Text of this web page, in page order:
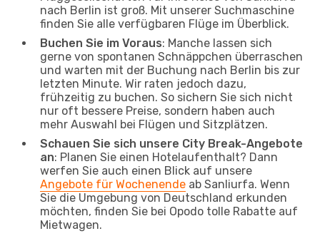
nach Berlin ist groß. Mit unserer Suchmaschine
finden Sie alle verfügbaren Flüge im Überblick.
Buchen Sie im Voraus: Manche lassen sich
gerne von spontanen Schnäppchen überraschen
und warten mit der Buchung nach Berlin bis zur
letzten Minute. Wir raten jedoch dazu,
frühzeitig zu buchen. So sichern Sie sich nicht
nur oft bessere Preise, sondern haben auch
mehr Auswahl bei Flügen und Sitzplätzen.
Schauen Sie sich unsere City Break-Angebote
an: Planen Sie einen Hotelaufenthalt? Dann
werfen Sie auch einen Blick auf unsere
Angebote für Wochenende ab Sanliurfa. Wenn
Sie die Umgebung von Deutschland erkunden
möchten, finden Sie bei Opodo tolle Rabatte auf
Mietwagen.